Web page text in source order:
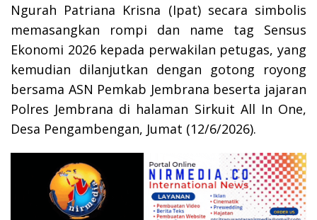
Ngurah Patriana Krisna (Ipat) secara simbolis
memasangkan rompi dan name tag Sensus
Ekonomi 2026 kepada perwakilan petugas, yang
kemudian dilanjutkan dengan gotong royong
bersama ASN Pemkab Jembrana beserta jajaran
Polres Jembrana di halaman Sirkuit All In One,
Desa Pengambengan, Jumat (12/6/2026).